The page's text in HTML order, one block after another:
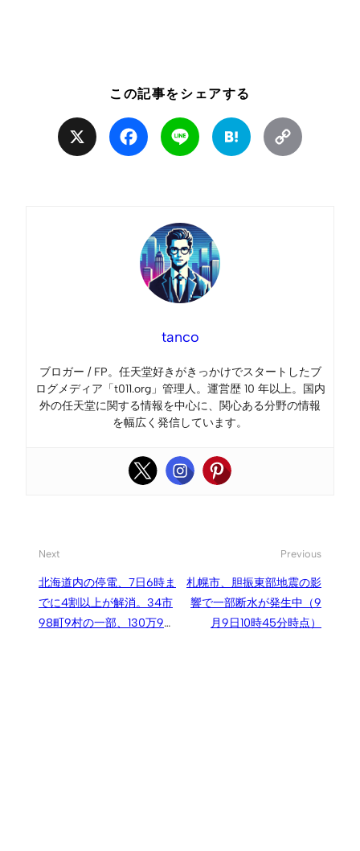
この記事をシェアする
Facebook Line Hatena
tanco
ブロガー / FP。任天堂好きがきっかけでスタートしたブ
ログメディア「t011.org」管理人。運営歴 10 年以上。国内
外の任天堂に関する情報を中心に、関心ある分野の情報
を幅広く発信しています。
Next
北海道内の停電、7日6時ま
でに4割以上が解消。34市
98町9村の一部、130万9千
Previous
札幌市、胆振東部地震の影
響で一部断水が発生中（9
月9日10時45分時点）